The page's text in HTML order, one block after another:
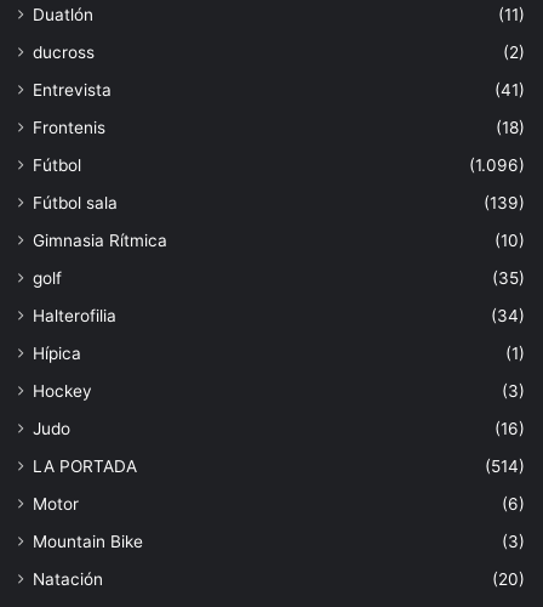
Duatlón
(11)
ducross
(2)
Entrevista
(41)
Frontenis
(18)
Fútbol
(1.096)
Fútbol sala
(139)
Gimnasia Rítmica
(10)
golf
(35)
Halterofilia
(34)
Hípica
(1)
Hockey
(3)
Judo
(16)
LA PORTADA
(514)
Motor
(6)
Mountain Bike
(3)
Natación
(20)